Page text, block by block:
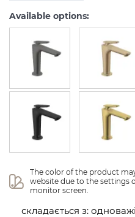
Available options:
The color of the product
website due to the settings
monitor screen.
складається з: